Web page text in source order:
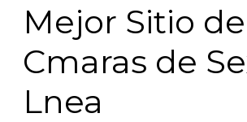
Mejor Sitio de
Cmaras de
Lnea